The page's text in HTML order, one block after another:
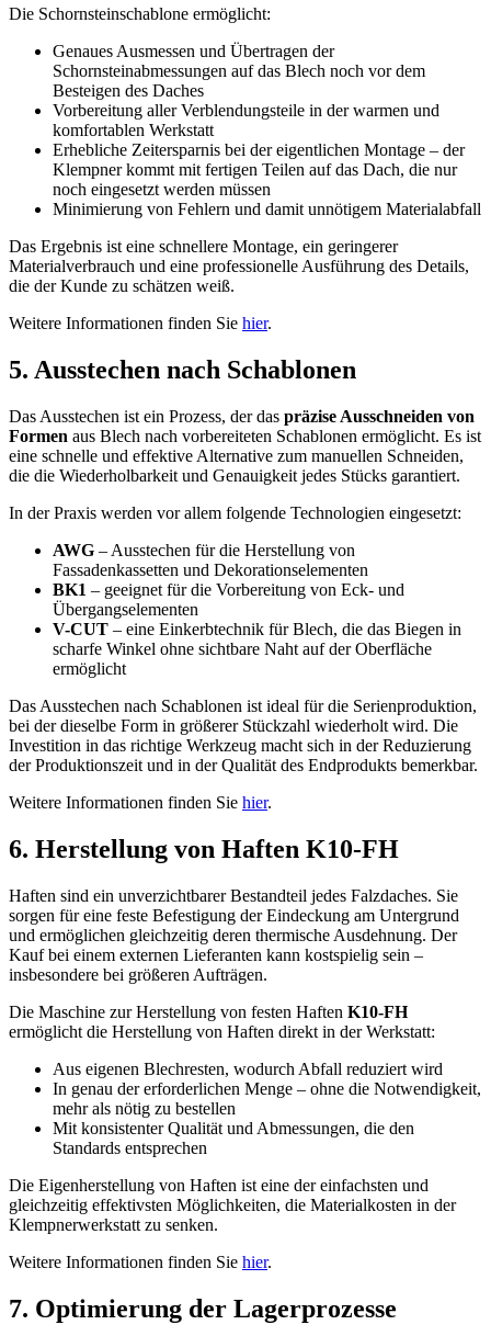
Die Schornsteinschablone ermöglicht:
Genaues Ausmessen und Übertragen der
Schornsteinabmessungen auf das Blech noch vor dem
Besteigen des Daches
Vorbereitung aller Verblendungsteile in der warmen und
komfortablen Werkstatt
Erhebliche Zeitersparnis bei der eigentlichen Montage – der
Klempner kommt mit fertigen Teilen auf das Dach, die nur
noch eingesetzt werden müssen
Minimierung von Fehlern und damit unnötigem Materialabfall
Das Ergebnis ist eine schnellere Montage, ein geringerer
Materialverbrauch und eine professionelle Ausführung des Details,
die der Kunde zu schätzen weiß.
Weitere Informationen finden Sie hier.
5. Ausstechen nach Schablonen
Das Ausstechen ist ein Prozess, der das präzise Ausschneiden von
Formen aus Blech nach vorbereiteten Schablonen ermöglicht. Es ist
eine schnelle und effektive Alternative zum manuellen Schneiden,
die die Wiederholbarkeit und Genauigkeit jedes Stücks garantiert.
In der Praxis werden vor allem folgende Technologien eingesetzt:
AWG – Ausstechen für die Herstellung von
Fassadenkassetten und Dekorationselementen
BK1 – geeignet für die Vorbereitung von Eck- und
Übergangselementen
V-CUT – eine Einkerbtechnik für Blech, die das Biegen in
scharfe Winkel ohne sichtbare Naht auf der Oberfläche
ermöglicht
Das Ausstechen nach Schablonen ist ideal für die Serienproduktion,
bei der dieselbe Form in größerer Stückzahl wiederholt wird. Die
Investition in das richtige Werkzeug macht sich in der Reduzierung
der Produktionszeit und in der Qualität des Endprodukts bemerkbar.
Weitere Informationen finden Sie hier.
6. Herstellung von Haften K10-FH
Haften sind ein unverzichtbarer Bestandteil jedes Falzdaches. Sie
sorgen für eine feste Befestigung der Eindeckung am Untergrund
und ermöglichen gleichzeitig deren thermische Ausdehnung. Der
Kauf bei einem externen Lieferanten kann kostspielig sein –
insbesondere bei größeren Aufträgen.
Die Maschine zur Herstellung von festen Haften K10-FH
ermöglicht die Herstellung von Haften direkt in der Werkstatt:
Aus eigenen Blechresten, wodurch Abfall reduziert wird
In genau der erforderlichen Menge – ohne die Notwendigkeit,
mehr als nötig zu bestellen
Mit konsistenter Qualität und Abmessungen, die den
Standards entsprechen
Die Eigenherstellung von Haften ist eine der einfachsten und
gleichzeitig effektivsten Möglichkeiten, die Materialkosten in der
Klempnerwerkstatt zu senken.
Weitere Informationen finden Sie hier.
7. Optimierung der Lagerprozesse